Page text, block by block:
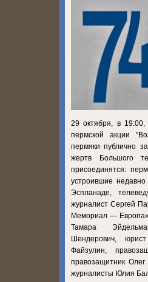
29 октября, в
пермской акции
пермяки публично
жертв Большого
присоединятся:
устроившие
Эспланаде,
журналист Сергей
Мемориал —
Тамара
Шендерович,
Файзулин,
правозащитник
журналисты Юлия